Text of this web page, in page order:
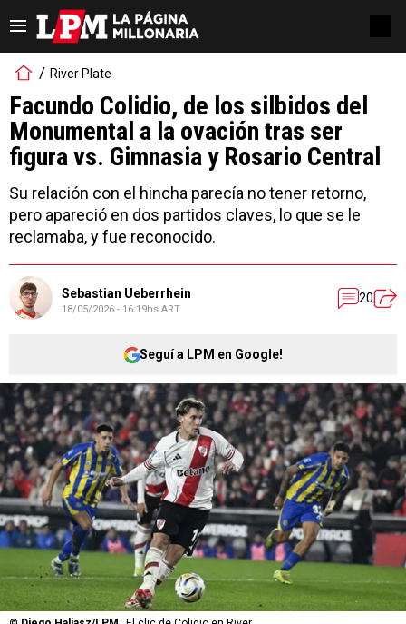
River Plate
Facundo Colidio, de los silbidos del
Monumental a la ovación tras ser
figura vs. Gimnasia y Rosario Central
Su relación con el hincha parecía no tener retorno,
pero apareció en dos partidos claves, lo que se le
reclamaba, y fue reconocido.
Sebastian Ueberrhein
18/05/2026 - 16:19hs ART
20
Seguí a LPM en Google!